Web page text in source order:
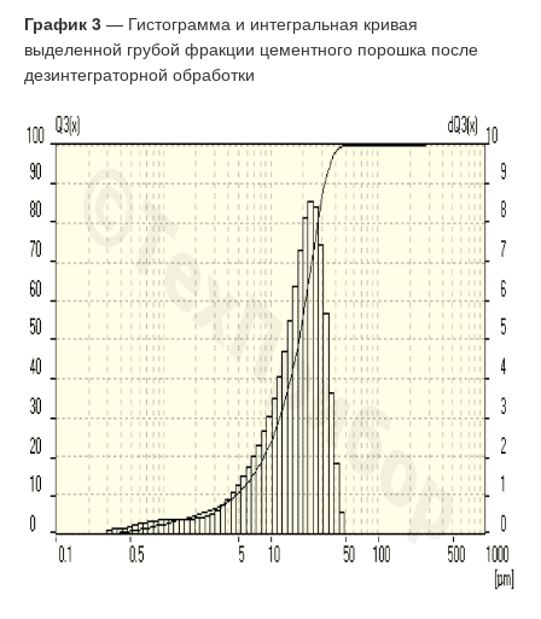
График 3 — Гистограмма и интегральная кривая
выделенной грубой фракции цементного порошка после
дезинтеграторной обработки